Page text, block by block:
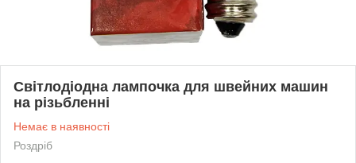
Світлодіодна лампочка для швейних машин
на різьбленні
Немає в наявності
Роздріб